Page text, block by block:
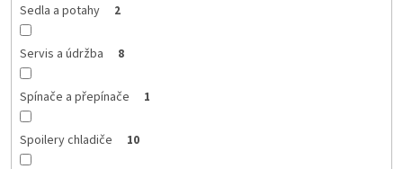
Sedla a potahy 2
Servis a údržba 8
Spínače a přepínače 1
Spoilery chladiče 10